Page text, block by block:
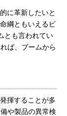
に革新したいと
綱ともいえるビ
とも言われてい
ば、ブームから
揮することが多
や製品の異常検